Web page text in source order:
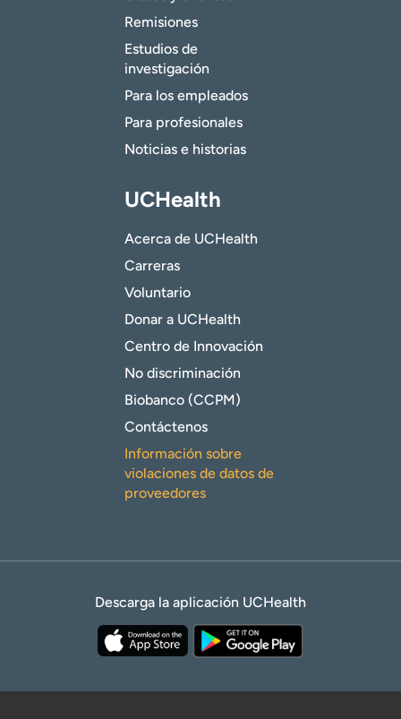
Remisiones
Estudios de
investigación
Para los empleados
Para profesionales
Noticias e historias
UCHealth
Acerca de UCHealth
Carreras
Voluntario
Donar a UCHealth
Centro de Innovación
No discriminación
Biobanco (CCPM)
Contáctenos
Información sobre
violaciones de datos de
proveedores
Descarga la aplicación UCHealth